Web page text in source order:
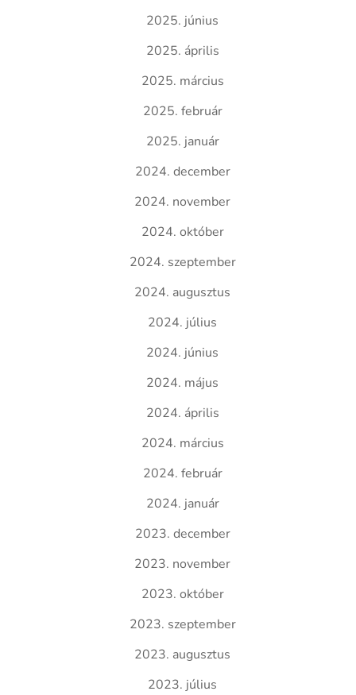
2025. június
2025. április
2025. március
2025. február
2025. január
2024. december
2024. november
2024. október
2024. szeptember
2024. augusztus
2024. július
2024. június
2024. május
2024. április
2024. március
2024. február
2024. január
2023. december
2023. november
2023. október
2023. szeptember
2023. augusztus
2023. július